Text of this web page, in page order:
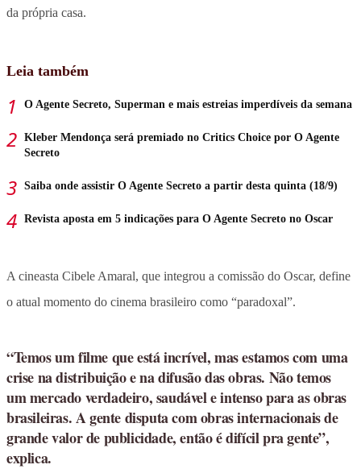
da própria casa.
Leia também
O Agente Secreto, Superman e mais estreias imperdíveis da semana
Kleber Mendonça será premiado no Critics Choice por O Agente
Secreto
Saiba onde assistir O Agente Secreto a partir desta quinta (18/9)
Revista aposta em 5 indicações para O Agente Secreto no Oscar
A cineasta Cibele Amaral, que integrou a comissão do Oscar, define
o atual momento do cinema brasileiro como “paradoxal”.
“Temos um filme que está incrível, mas estamos com uma
crise na distribuição e na difusão das obras. Não temos
um mercado verdadeiro, saudável e intenso para as obras
brasileiras. A gente disputa com obras internacionais de
grande valor de publicidade, então é difícil pra gente”,
explica.